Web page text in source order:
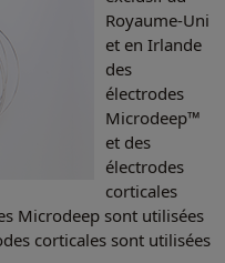
Royaume-Uni
et en Irlande
des
électrodes
Microdeep™
et des
électrodes
corticales
Microdeep sont utilisées
corticales sont utilisées